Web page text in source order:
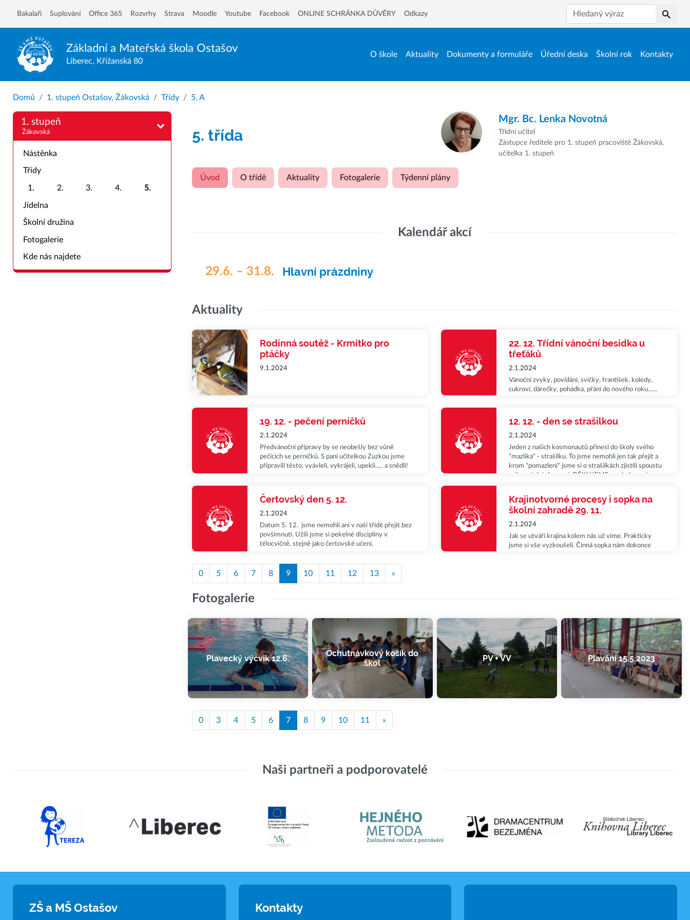
Základní a Mateřská škola Ostašov
Liberec, Křižanská 80
O škole Aktuality Dokumenty a formuláře Úřední deska Školní rok Kontakty
Bakalaři Suplování Office 365 Rozvrhy Strava Moodle Youtube Facebook ONLINE SCHRÁNKA DŮVĚRY Odkazy
Hledat
Domů 1. stupeň Ostašov, Žákovská Třídy 5. A
1. stupeň
Žákovská
Nástěnka
Třídy
1. 2. 3. 4. 5.
Jídelna
Školní družina
Fotogalerie
Kde nás najdete
5. třída
Mgr. Bc. Lenka Novotná
Třídní učitel
Zástupce ředitele pro 1. stupeň pracoviště Žákovská,
učitelka 1. stupeň
Úvod O třídě Aktuality Fotogalerie Týdenní plány
Kalendář akcí
29.6. – 31.8. Hlavní prázdniny
Aktuality
Rodinná soutěž - Krmítko pro
ptáčky
9.1.2024
22. 12. Třídní vánoční besídka u
třeťáků
2.1.2024
Vánoční zvyky, povídání, svíčky, františek, koledy,
cukroví, dárečky, pohádka, přání do nového roku......
za uplynulý rok s Vámi, za to, jak jste se zhostili
přípravy a výroby dárečků pro kamarády, děkuji za
dárečky od Vás.... Mějte Vy, i Vaše rodiny kouzelné a
pohodové Vánoce a báječný nadcházející rok 2024!
19. 12. - pečení perníčků
2.1.2024
Předvánoční přípravy by se neobešly bez vůně
pečících se perníčků. S paní učitelkou Zuzkou jsme
připravili těsto, vyávleli, vykrájeli, upekli..... a snědli!
12. 12. - den se strašilkou
2.1.2024
Jeden z našich kosmonautů přinesl do školy svého
"mazlika" - strašilku. To jsme nemohli jen tak přejít a
krom "pomazlení" jsme si o strašilkách zjistili spoustu
zajímavých informací. DĚKUJEME za obohacení
Čertovský den 5. 12.
2.1.2024
Datum 5. 12. jsme nemohli ani v naší třídě přejít bez
povšimnutí. Užili jsme si pekelné disciplíny v
tělocvičně, stejně jako čertovské učení.
Krajinotvorné procesy i sopka na
školní zahradě 29. 11.
2.1.2024
Jak se utváří krajina kolem nás už víme. Prakticky
jsme si vše vyzkoušeli. Činná sopka nám dokonce
0 5 6 7 8 9 10 11 12 13 »
Fotogalerie
Plavecký výcvik 12.6.
Ochutnávkový košík do
škol
PV + VV Plavání 15.5.2023
0 3 4 5 6 7 8 9 10 11 »
Naši partneři a podporovatelé
ZŠ a MŠ Ostašov Kontakty